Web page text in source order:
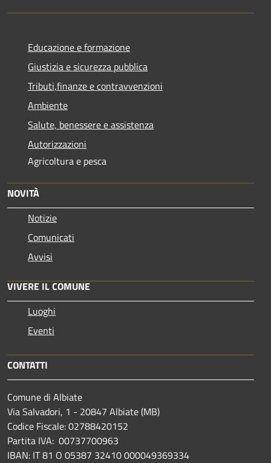
Educazione e formazione
Giustizia e sicurezza pubblica
Tributi,finanze e contravvenzioni
Ambiente
Salute, benessere e assistenza
Autorizzazioni
Agricoltura e pesca
NOVITÀ
Notizie
Comunicati
Avvisi
VIVERE IL COMUNE
Luoghi
Eventi
CONTATTI
Comune di Albiate
Via Salvadori, 1 - 20847 Albiate (MB)
Codice Fiscale: 02788420152
Partita IVA: 00737700963
IBAN: IT 81 O 05387 32410 000049369334